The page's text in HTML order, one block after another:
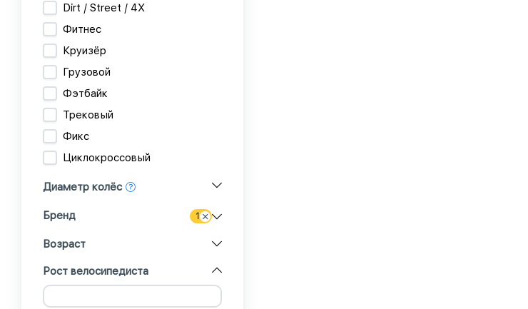
Dirt / Street / 4X
Фитнес
Круизёр
Грузовой
Фэтбайк
Трековый
Фикс
Циклокроссовый
Диаметр колёс
Бренд 1
Возраст
Рост велосипедиста